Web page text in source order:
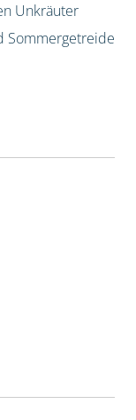
Unkräuter
Sommergetreide